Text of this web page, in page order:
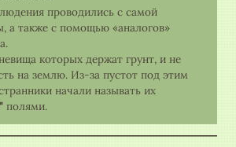
проводились с самой
а также с помощью «аналогов»
которых держат грунт, и не
на землю. Из-за пустот под этим
начали называть их
полями.